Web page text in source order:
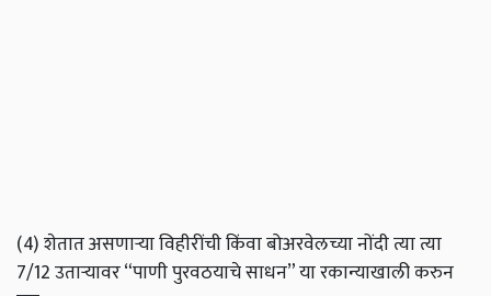
(4) शेतात असणार्‍या विहीरींची किंवा बोअरवेलच्या नोंदी त्या त्या
7/12 उतार्‍यावर “पाणी पुरवठयाचे साधन” या रकान्याखाली करुन